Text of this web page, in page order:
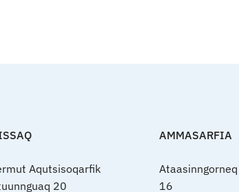
Aqutsisoqarfik
20
AMMASARFIA
16